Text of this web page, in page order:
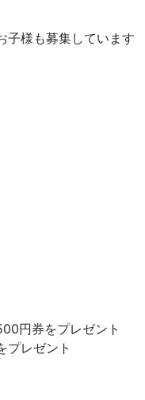
子様も募集しています
円券をプレゼント
プレゼント